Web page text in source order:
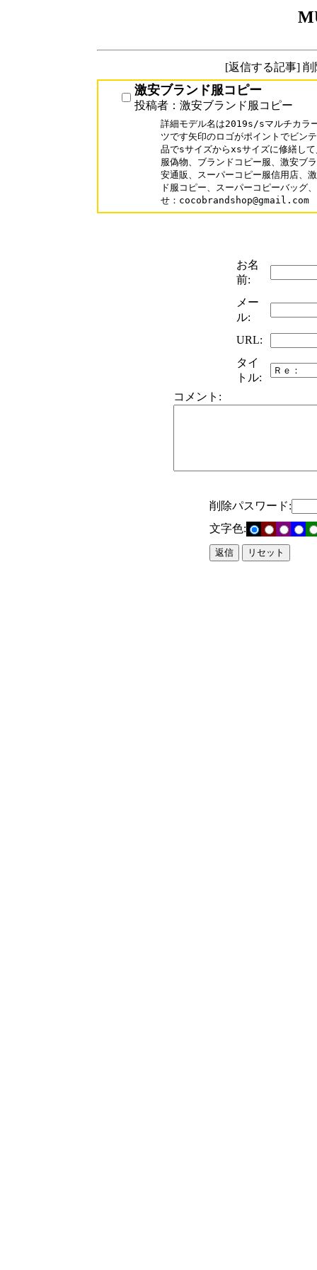
[返信する記事]
激安ブランド服コピー
投稿者：激安ブランド服コピー
詳細モデル名は2019s/sマルチカラ
ツです矢印のロゴがポイントでビン
品でsサイズからxsサイズに修繕し
服偽物、ブランドコピー服、激安ブ
安通販、スーパーコピー服信用店、
ド服コピー、スーパーコピーバッグ
せ：cocobrandshop@gmail.com
お名
前:
メー
ル:
URL:
タイ
トル:
コメント:
削除パスワード:
文字色: